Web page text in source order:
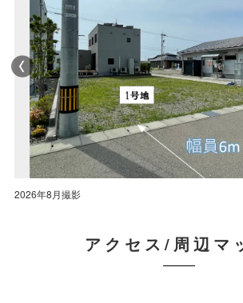
2026年8月撮影
2026年8月撮影
2026年8月撮影
2026年8月撮影
2026年8月撮影
2026年8月撮影
アクセス/周辺マ